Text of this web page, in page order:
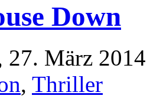
Down
27. März
, Thriller